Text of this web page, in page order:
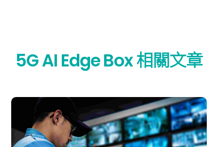
5G AI Edge Box 相關文章